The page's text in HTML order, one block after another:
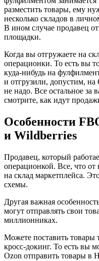
разместить товары, ему
несколько складов в
В ином случае продавец
площадки.
Когда вы отгружаете на
операционки. То есть вы
куда-нибудь на
и отгрузили, допустим,
не надо. Все остальное за
смотрите, как идут
Особенности
и Wildberries
Продавец, который
операционкой. Все, что от
на склад маркетплейса.
схемы.
Другая важная
могут отправлять свои
миллионниках.
Можете поставить товары
кросс-докинг. То есть вы
Ozon отправить товары в